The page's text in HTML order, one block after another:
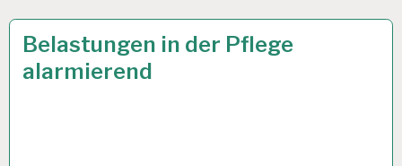
12-
STUNDEN-
ARBEITSTAG…
Belastungen in der Pflege
alarmierend
11 NOV. 2024